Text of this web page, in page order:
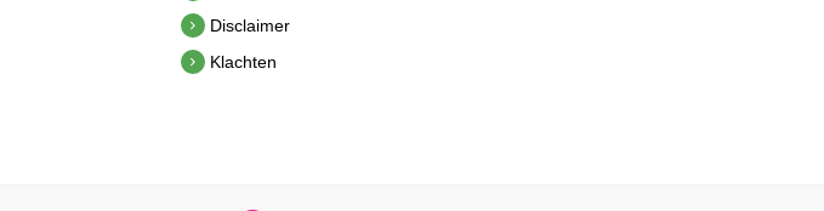
Disclaimer
Klachten